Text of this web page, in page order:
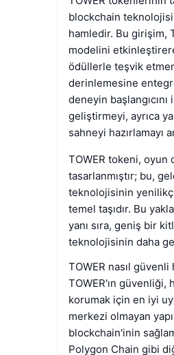
blockchain teknolojisi
hamledir. Bu girişim,
modelini
ödüllerle teşvik
derinlemesine
deneyin
geliştirmeyi, ayrıca
sahneyi hazırlamayı
TOWER tokeni, oyun
tasarlanmıştır; bu,
teknolojisinin
temel taşıdır. Bu
yanı sıra, geniş bir
teknolojisinin daha
TOWER nasıl
TOWER'ın
korumak için en iyi
merkezi olmayan
blockchain'inin
Polygon Chain gibi